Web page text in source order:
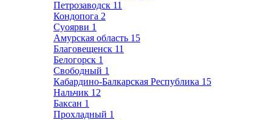
Петрозаводск 11
Кондопога 2
Суоярви 1
Амурская область 15
Благовещенск 11
Белогорск 1
Свободный 1
Кабардино-Балкарская Республика 15
Нальчик 12
Баксан 1
Прохладный 1